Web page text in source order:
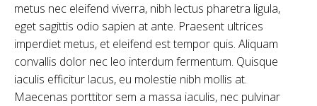
metus nec eleifend viverra, nibh lectus pharetra ligula,
eget sagittis odio sapien at ante. Praesent ultrices
imperdiet metus, et eleifend est tempor quis. Aliquam
convallis dolor nec leo interdum fermentum. Quisque
iaculis efficitur lacus, eu molestie nibh mollis at.
Maecenas porttitor sem a massa iaculis, nec pulvinar